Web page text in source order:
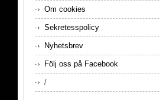
Om cookies
Sekretesspolicy
Nyhetsbrev
Följ oss på Facebook
/